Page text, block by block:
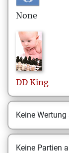
None
DD King
Keine
Keine Partien